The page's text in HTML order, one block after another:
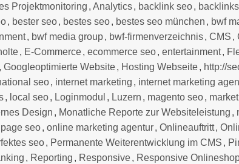
Projektmonitoring ,Analytics, backlink seo,
, bester seo, bestes seo, bestes seo münchen , bwf
, bwf media group, bwf-firmenverzeichnis,CMS ,
, E-Commerce,ecommerce seo,entertainment,
,Googleoptimierte Website, Hosting Webseite, http://
seo, internet marketing , internet marketing
, local seo, Loginmodul , Luzern , magento seo,
Design , Monatliche Reporte zur Websiteleistung ,
seo,online marketing agentur,Onlineauftritt,
seo, Permanente Weiterentwicklung im CMS ,
, Reporting , Responsive, Responsive